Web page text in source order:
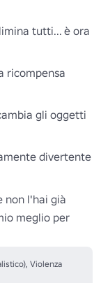
tutti... è ora
ricompensa
gli oggetti
divertente
non l'hai già
meglio per
Violenza